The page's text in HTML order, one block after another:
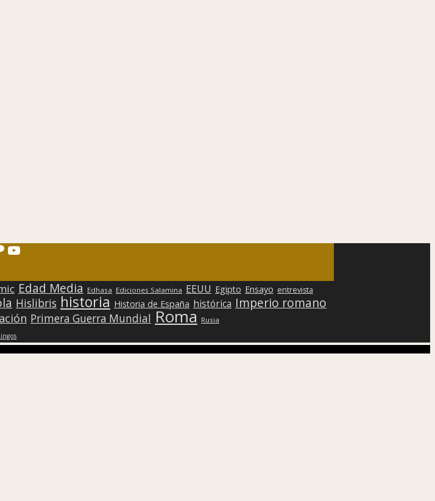
YouTube
Edad Media Edhasa Ediciones Salamina EEUU Egipto Ensayo entrevista
Hislibris historia Historia de España histórica Imperio romano
Primera Guerra Mundial Roma Rusia